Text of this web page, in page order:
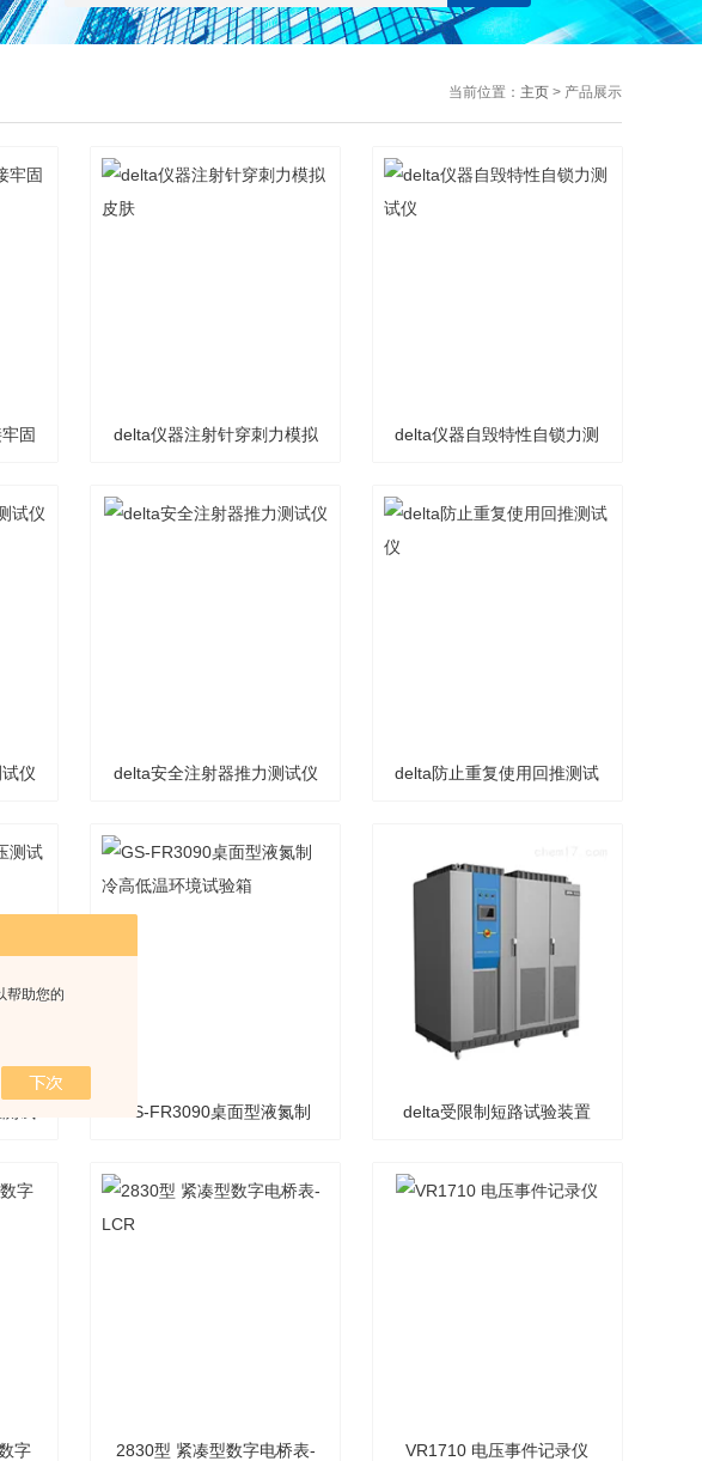
帮助您的
当前位置： 主页> 产品展示
固 delta仪器注射针穿刺力模拟 delta仪器自毁特性自锁力测
仪 delta安全注射器推力测试仪 delta防止重复使用回推测试
GS-FR3090桌面型液氮制 delta受限制短路试验装置
字 2830型 紧凑型数字电桥表- VR1710 电压事件记录仪